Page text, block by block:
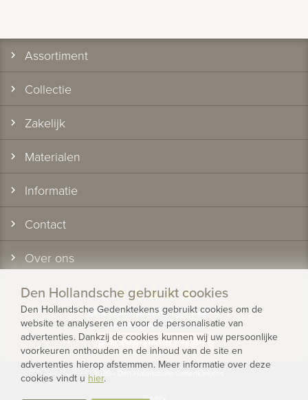
Assortiment
Collectie
Zakelijk
Materialen
Informatie
Contact
Over ons
starstarstarstar star
gemiddelde beoordeling 9.5 van 10
gebaseerd op 1175 reviews
Bekijk alle klantervaringen
© 2026 - Den Hollandsche Gedenktekens
Den Hollandsche gebruikt cookies
Den Hollandsche Gedenktekens gebruikt cookies om de
website te analyseren en voor de personalisatie van
advertenties. Dankzij de cookies kunnen wij uw persoonlijke
voorkeuren onthouden en de inhoud van de site en
advertenties hierop afstemmen. Meer informatie over deze
cookies vindt u hier.